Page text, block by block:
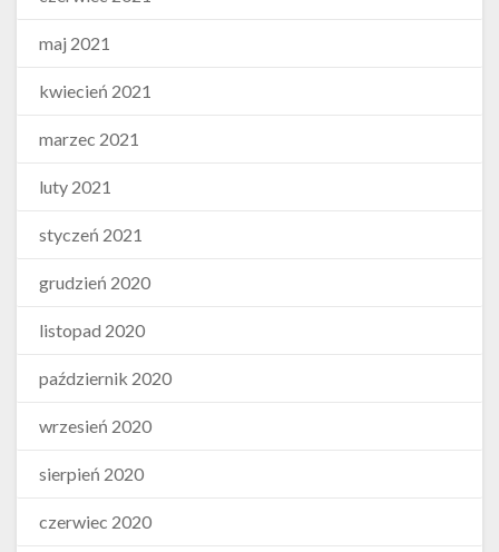
maj 2021
kwiecień 2021
marzec 2021
luty 2021
styczeń 2021
grudzień 2020
listopad 2020
październik 2020
wrzesień 2020
sierpień 2020
czerwiec 2020